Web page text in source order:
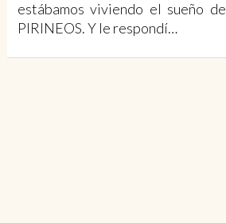
estábamos viviendo el sueño
PIRINEOS. Y le respondí…